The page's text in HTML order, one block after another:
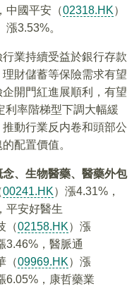
中國平安（02318.HK）
漲3.53%。
業持續受益於銀行存款
財儲蓄等保險需求有望
開門紅進展順利，有望
利率階梯型下調大幅緩
動行業反内卷和頭部公
配置價值。
、生物醫藥、醫藥外包
00241.HK）漲4.31%，
平安好醫生
（02158.HK）漲
3.46%，醫脈通
（09969.HK）漲
6.05%，康哲藥業